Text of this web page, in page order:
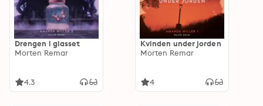
Drengen i glasset
Morten Remar
4.3
Kvinden under jorden
Morten Remar
4